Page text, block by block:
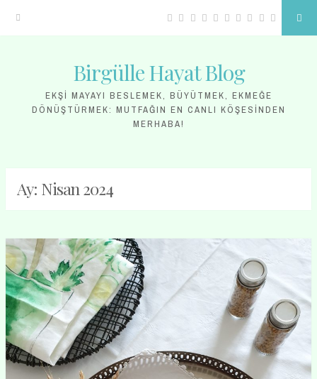
content
Facebook
Twitter
GoogleLinkedin
Instagram
YouTube
Pinterest
Tumblr
VKRSS
Birgülle Hayat Blog
EKŞI MAYAYI BESLEMEK, BÜYÜTMEK, EKMEĞE
DÖNÜŞTÜRMEK: MUTFAĞIN EN CANLI KÖŞESINDEN
MERHABA!
Ay: Nisan 2024